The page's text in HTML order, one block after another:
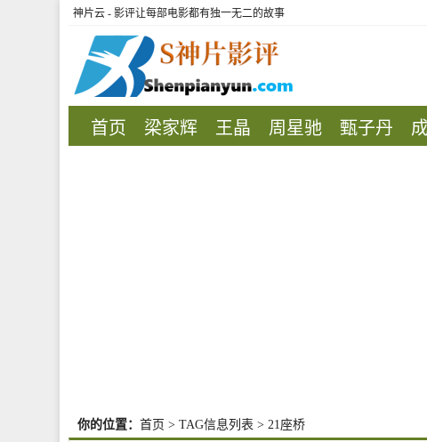
神片云 - 影评让每部电影都有独一无二的故事
首页 梁家辉 王晶 周星驰 甄子丹
你的位置： 首页 > TAG信息列表 > 21座桥